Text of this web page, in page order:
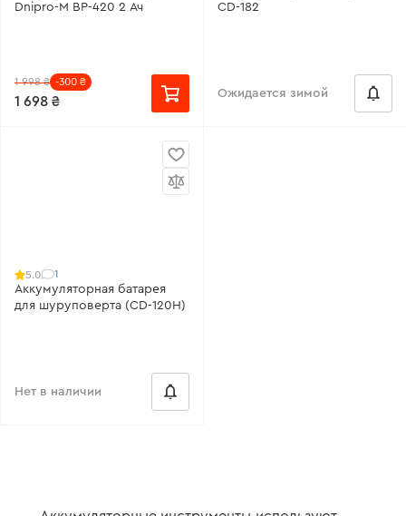
Dnipro-M BP-420 2 Ач
1 998 ₴ -300 ₴
1 698 ₴
CD-182
Ожидается зимой
5.0 1
Аккумуляторная батарея
для шуруповерта (CD-120H)
Нет в наличии